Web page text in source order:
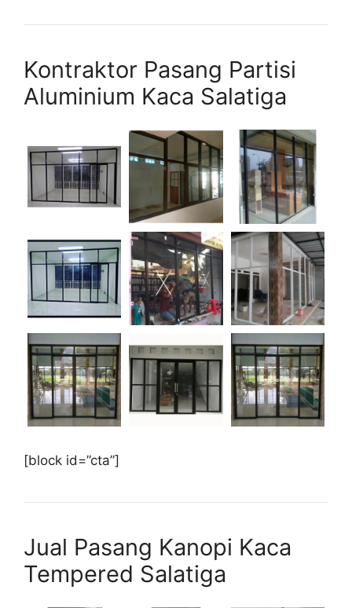
Kontraktor Pasang Partisi
Aluminium Kaca Salatiga
[block id=”cta”]
Jual Pasang Kanopi Kaca
Tempered Salatiga